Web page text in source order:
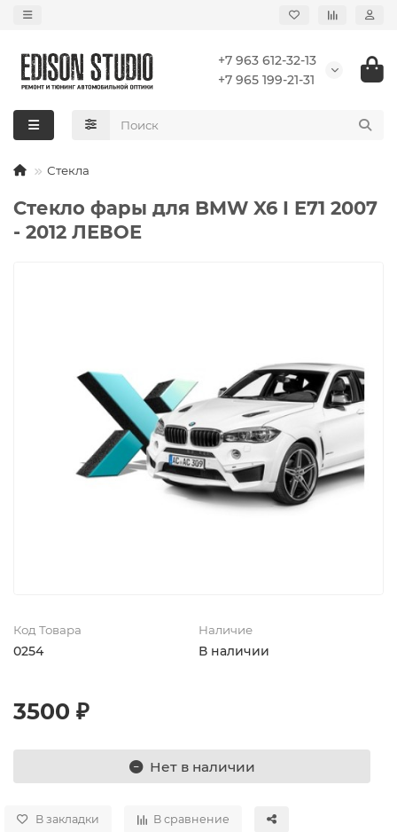
+7 963 612-32-13
+7 965 199-21-31
Стекла
Стекло фары для BMW X6 I E71 2007
- 2012 ЛЕВОЕ
Код Товара
0254
Наличие
В наличии
3500 ₽
Нет в наличии
В закладки В сравнение